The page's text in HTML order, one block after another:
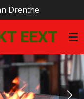
EEXT
Drenthe